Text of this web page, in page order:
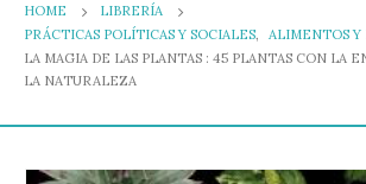
HOME
LIBRERÍA
PRÁCTICAS POLÍTICAS Y SOCIALES,
ALIMENTOS Y
LA MAGIA DE LAS PLANTAS : 45 PLANTAS CON LA
LA NATURALEZA